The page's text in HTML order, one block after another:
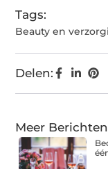
Tags:
Beauty en
Delen:
Meer Berichten